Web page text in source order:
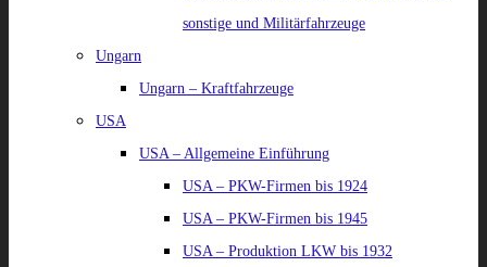
sonstige und Militärfahrzeuge
Ungarn
Ungarn – Kraftfahrzeuge
USA
USA – Allgemeine Einführung
USA – PKW-Firmen bis 1924
USA – PKW-Firmen bis 1945
USA – Produktion LKW bis 1932